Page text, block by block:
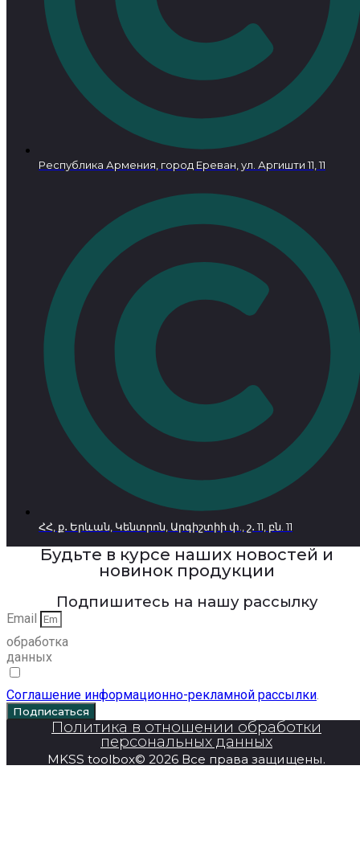
Республика Армения, город Ереван, ул. Аргишти 11, 11
ՀՀ, ք․ Երևան, Կենտրոն, Արգիշտիի փ., շ․ 11, բն. 11
Будьте в курсе наших новостей и
новинок продукции
Подпишитесь на нашу рассылку
Email
обработка
данных
Соглашение информационно-рекламной рассылки.
Подписаться
Политика в отношении обработки
персональных данных
MKSS toolbox© 2026 Все права защищены.